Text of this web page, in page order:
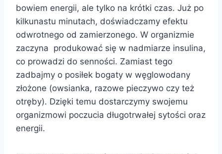
bowiem energii, ale tylko na krótki czas. Już po
kilkunastu minutach, doświadczamy efektu
odwrotnego od zamierzonego. W organizmie
zaczyna produkować się w nadmiarze insulina,
co prowadzi do senności. Zamiast tego
zadbajmy o posiłek bogaty w węglowodany
złożone (owsianka, razowe pieczywo czy też
otręby). Dzięki temu dostarczymy swojemu
organizmowi poczucia długotrwałej sytości oraz
energii.